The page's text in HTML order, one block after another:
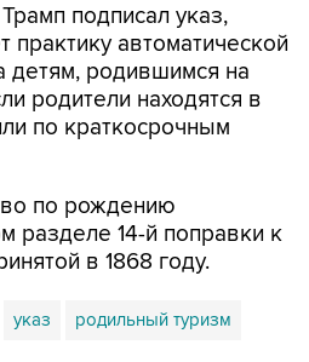
подписал указ,
автоматической
детям, родившимся на
родители находятся в
по краткосрочным
по рождению
разделе 14-й поправки к
в 1868 году.
указ родильный туризм